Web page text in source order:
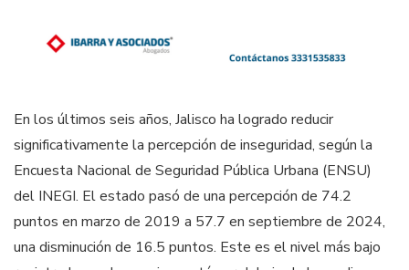
En los últimos seis años, Jalisco ha logrado reducir
significativamente la percepción de inseguridad, según la
Encuesta Nacional de Seguridad Pública Urbana (ENSU)
del INEGI. El estado pasó de una percepción de 74.2
puntos en marzo de 2019 a 57.7 en septiembre de 2024,
una disminución de 16.5 puntos. Este es el nivel más bajo